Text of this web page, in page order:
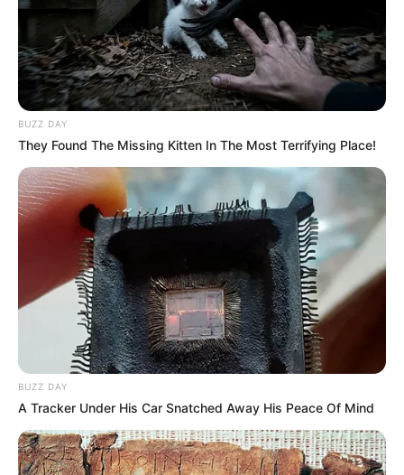
BUZZ DAY
They Found The Missing Kitten In The Most Terrifying Place!
BUZZ DAY
A Tracker Under His Car Snatched Away His Peace Of Mind